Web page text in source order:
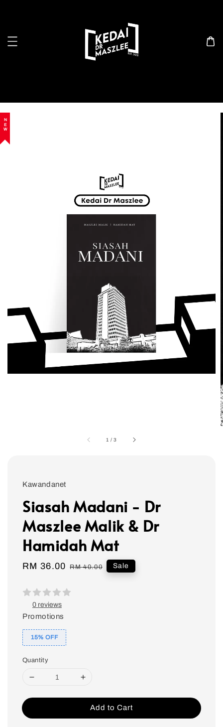
1 /3
NEW
Kawandanet
Siasah Madani - Dr
Maszlee Malik & Dr
Hamidah Mat
Sale
RM 36.00 Regular
RM 40.00 Sale
0 reviews
Promotions
15% OFF
Quantity
Add to Cart